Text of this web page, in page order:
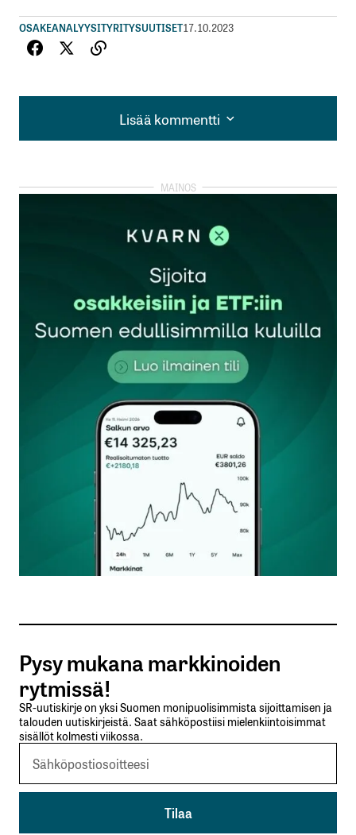
OSAKEANALYYSITYRITYSUUTISET17.10.2023
Lisää kommentti
Lisää kommentti
kirjautua
rekisteröityä
Sähköpostiosoitettasi ei julkaista.Pakolliset
kentät on merkitty*
Kommentti*
Nimesi tai nimimerkkisi
Sähköpostiosoitteesi
Tilaa SalkunRakentajan uutiskirje
Lähetä kommentti
Pysy mukana markkinoiden
rytmissä!
SR-uutiskirje on yksi Suomen monipuolisimmista sijoittamisen ja
talouden uutiskirjeistä. Saat sähköpostiisi mielenkiintoisimmat
sisällöt kolmesti viikossa.